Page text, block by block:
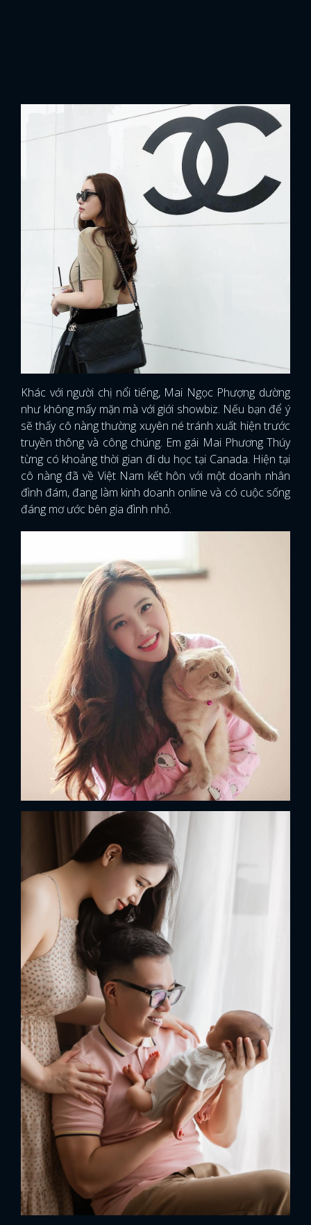
Khác với người chị nổi tiếng, Mai Ngọc Phượng dường
như không mấy mặn mà với giới showbiz. Nếu bạn để ý
sẽ thấy cô nàng thường xuyên né tránh xuất hiện trước
truyền thông và công chúng. Em gái Mai Phương Thúy
từng có khoảng thời gian đi du học tại Canada. Hiện tại
cô nàng đã về Việt Nam kết hôn với một doanh nhân
đình đám, đang làm kinh doanh online và có cuộc sống
đáng mơ ước bên gia đình nhỏ.